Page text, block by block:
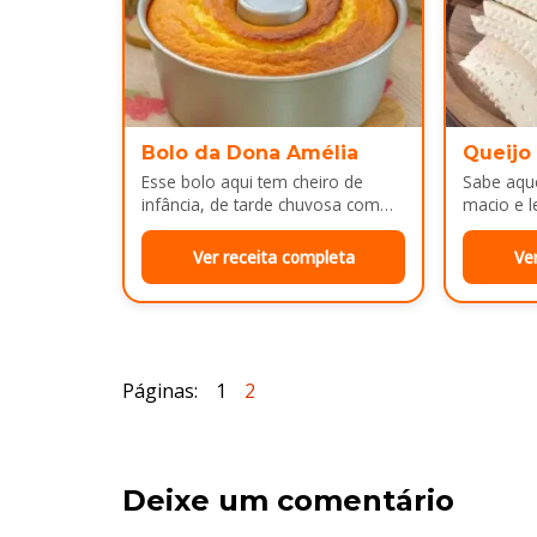
Bolo da Dona Amélia
Esse bolo aqui tem cheiro de
infância, de tarde chuvosa com
café passado na hora e risada
solta na cozinha!…
Ver receita completa
Queijo
Sabe
macio e
e cara
Páginas: 1 2
Deixe um comentário